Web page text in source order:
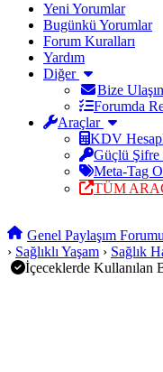
Yeni Yorumlar
Bugünkü Yorumlar
Forum Kuralları
Yardım
Diğer
Bize Ulaşın
Forumda
Araçlar
KDV
Güçlü Şifre
Meta-Tag
TÜM
Genel Paylaşım
› Sağlıklı Yaşam › Sağlık
İçeceklerde Kullanılan